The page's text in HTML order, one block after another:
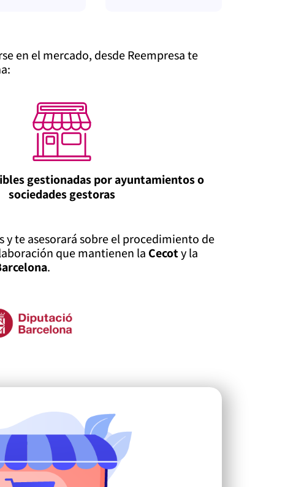
en el mercado, desde Reempresa te
gestionadas por ayuntamientos o
sociedades gestoras
te asesorará sobre el procedimiento de
que mantienen la Cecoty la
.